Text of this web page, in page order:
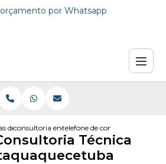
orçamento por Whatsapp
de engenharia
consultoria engenharia em sao paulo
telefone de consultoria
Técnica